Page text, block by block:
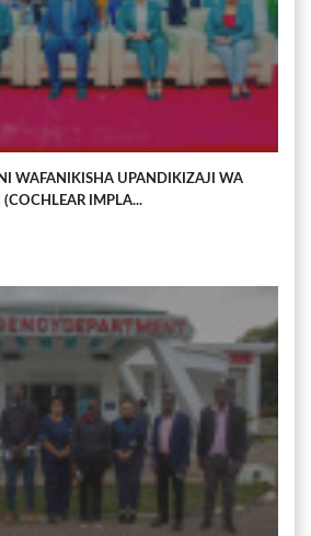
WAFANIKISHA UPANDIKIZAJI WA
IMPLA...